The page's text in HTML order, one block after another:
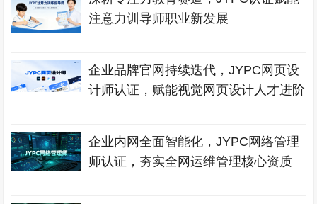
注意力训导师职业新发展
企业品牌官网持续迭代，JYPC网页设
计师认证，赋能视觉网页设计人才进阶
企业内网全面智能化，JYPC网络管理
师认证，夯实全网运维管理核心资质